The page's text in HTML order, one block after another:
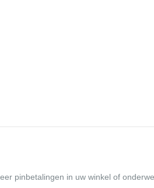
pinbetalingen in uw winkel of